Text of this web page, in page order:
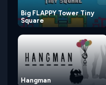
Big FLAPPY Tower Tiny
Square
Hangman